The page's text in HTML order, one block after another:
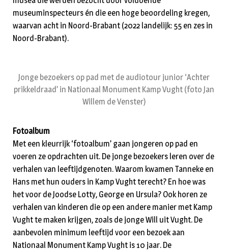
museuminspecteurs én die een hoge beoordeling kregen,
waarvan acht in Noord-Brabant (2022 landelijk: 55 en zes in
Noord-Brabant).
Jonge bezoekers op pad met de audiotour junior ‘Achter
prikkeldraad’ in Nationaal Monument Kamp Vught (foto Jan
Willem de Venster)
Fotoalbum
Met een kleurrijk ‘fotoalbum’ gaan jongeren op pad en
voeren ze opdrachten uit. De jonge bezoekers leren over de
verhalen van leeftijdgenoten. Waarom kwamen Tanneke en
Hans met hun ouders in Kamp Vught terecht? En hoe was
het voor de Joodse Lotty, George en Ursula? Ook horen ze
verhalen van kinderen die op een andere manier met Kamp
Vught te maken krijgen, zoals de jonge Will uit Vught. De
aanbevolen minimum leeftijd voor een bezoek aan
Nationaal Monument Kamp Vught is 10 jaar. De